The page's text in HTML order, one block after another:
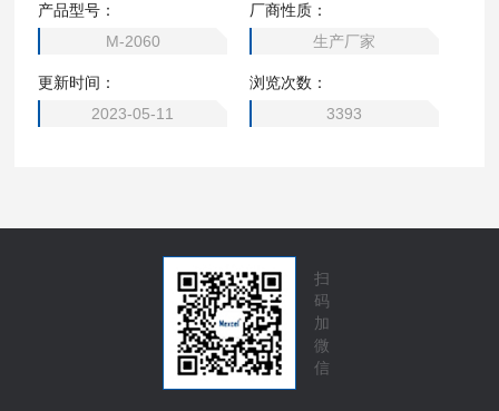
口与附近障碍物之间的水平距离应为障碍物和采样端口的两
倍; 2）采样端口的水平表面应保证捕获空间为270°。如果采
样端口靠近建筑物，则采样端口周围的水平表面应具有180°
的自由空间;
产品型号：
M-2060
厂商性质：
生产厂家
更新时间：
2023-05-11
浏览次数：
3393
扫
码
加
微
信